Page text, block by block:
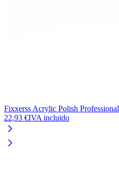
Fixxerss Acrylic Polish Professional
22,93 €IVA incluido